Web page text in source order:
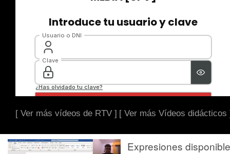
[ Ver más vídeos de RTV ] [ Ver más Vídeos didácticos
Expresiones